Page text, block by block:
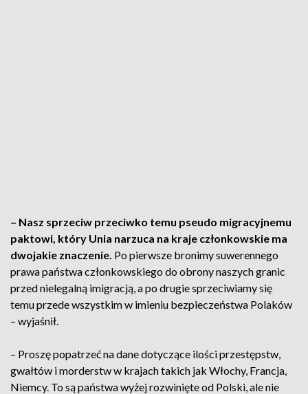
– Nasz sprzeciw przeciwko temu pseudo migracyjnemu
paktowi, który Unia narzuca na kraje członkowskie ma
dwojakie znaczenie. Po pierwsze bronimy suwerennego
prawa państwa członkowskiego do obrony naszych granic
przed nielegalną imigracją, a po drugie sprzeciwiamy się
temu przede wszystkim w imieniu bezpieczeństwa Polaków
– wyjaśnił.
– Proszę popatrzeć na dane dotyczące ilości przestępstw,
gwałtów i morderstw w krajach takich jak Włochy, Francja,
Niemcy. To są państwa wyżej rozwinięte od Polski, ale nie